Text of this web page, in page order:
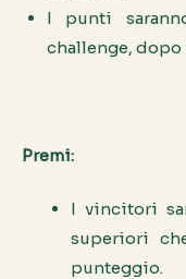
I punti
challenge, dopo
Premi:
I vincitori
superiori
punteggio.